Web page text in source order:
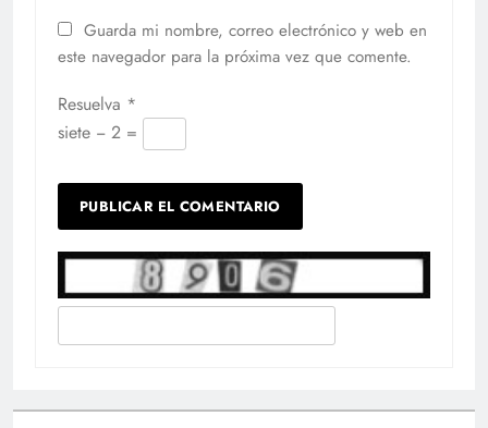
Guarda mi nombre, correo electrónico y web en
este navegador para la próxima vez que comente.
Resuelva *
siete − 2 =